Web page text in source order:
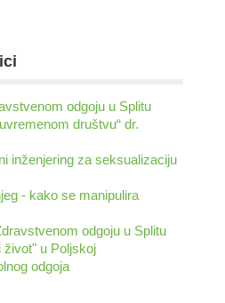
odgoju u Splitu
društvu“ dr.
inženjering za seksualizaciju
- kako se manipulira
odgoju u Splitu
život" u Poljskoj
odgoja